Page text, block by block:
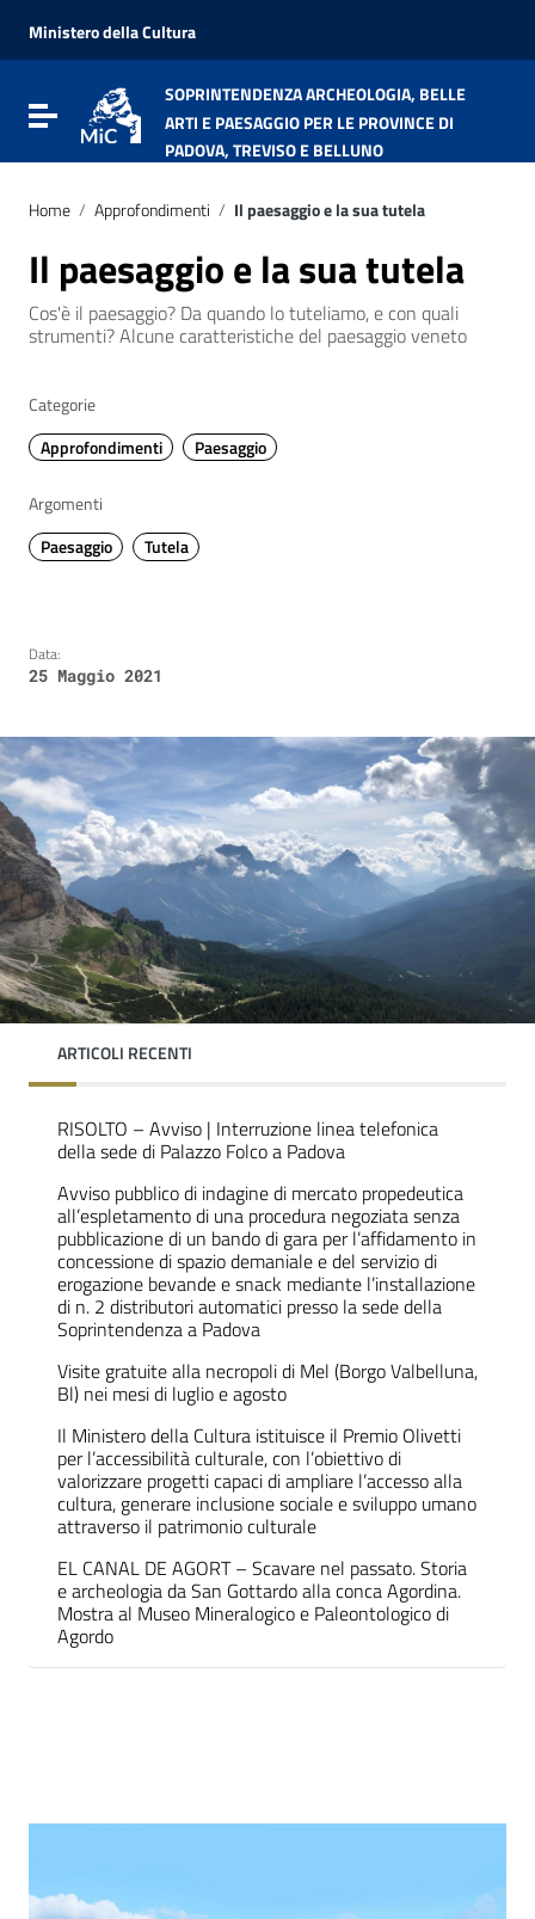
Vai al menu di navigazione
Vai al footer
Ministero della Cultura
Attiva / disattiva la navigazione
SOPRINTENDENZA ARCHEOLOGIA, BELLE
ARTI E PAESAGGIO PER LE PROVINCE DI
PADOVA, TREVISO E BELLUNO
Home / Approfondimenti / Il paesaggio e la sua tutela
Il paesaggio e la sua tutela
Cos'è il paesaggio? Da quando lo tuteliamo, e con quali
strumenti? Alcune caratteristiche del paesaggio veneto
Categorie
Approfondimenti
Paesaggio
Argomenti
Paesaggio
Tutela
Data:
25 Maggio 2021
ARTICOLI RECENTI
RISOLTO – Avviso | Interruzione linea telefonica
della sede di Palazzo Folco a Padova
Avviso pubblico di indagine di mercato propedeutica
all’espletamento di una procedura negoziata senza
pubblicazione di un bando di gara per l’affidamento in
concessione di spazio demaniale e del servizio di
erogazione bevande e snack mediante l’installazione
di n. 2 distributori automatici presso la sede della
Soprintendenza a Padova
Visite gratuite alla necropoli di Mel (Borgo Valbelluna,
Bl) nei mesi di luglio e agosto
Il Ministero della Cultura istituisce il Premio Olivetti
per l’accessibilità culturale, con l’obiettivo di
valorizzare progetti capaci di ampliare l’accesso alla
cultura, generare inclusione sociale e sviluppo umano
attraverso il patrimonio culturale
EL CANAL DE AGORT – Scavare nel passato. Storia
e archeologia da San Gottardo alla conca Agordina.
Mostra al Museo Mineralogico e Paleontologico di
Agordo